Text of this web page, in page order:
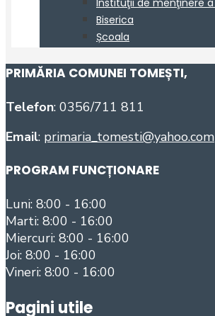
PRIMĂRIA COMUNEI TOMEȘTI,
Telefon: 0356/711 811
Email: primaria_tomesti@yahoo.com
PROGRAM FUNCȚIONARE
Luni: 8:00 - 16:00
Marti: 8:00 - 16:00
Miercuri: 8:00 - 16:00
Joi: 8:00 - 16:00
Vineri: 8:00 - 16:00
Pagini utile